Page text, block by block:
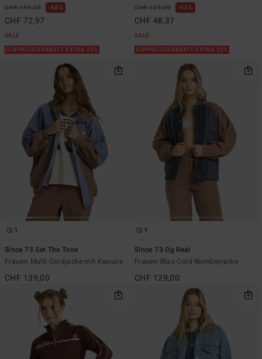
CHF 139,00 48%
CHF 72,97
SALE
DOPPELTER RABATT EXTRA 25%
CHF 129,00 63%
CHF 48,37
SALE
DOPPELTER RABATT EXTRA 25%
1
Since 73 Set The Tone
Frauen Multi Cordjacke mit Kapuze
CHF 139,00
1
Since 73 Og Real
Frauen Blau Cord-Bomberjacke
CHF 129,00